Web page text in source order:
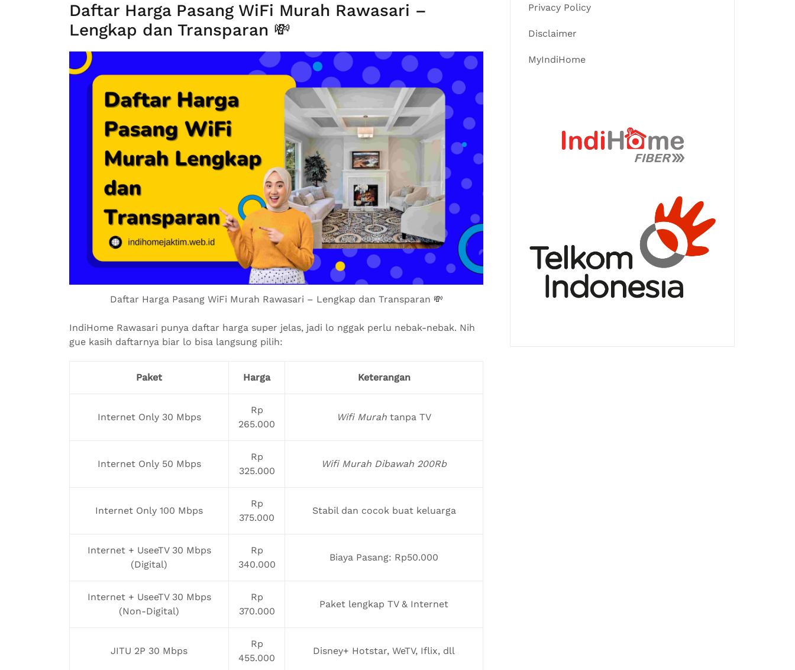
Daftar Harga Pasang WiFi Murah Rawasari –
Lengkap dan Transparan 💸
Daftar Harga Pasang WiFi Murah Rawasari – Lengkap dan Transparan 💸
IndiHome Rawasari punya daftar harga super jelas, jadi lo nggak perlu nebak-nebak. Nih
gue kasih daftarnya biar lo bisa langsung pilih:
Paket Harga Keterangan
Internet Only 30 Mbps
Rp
265.000
Wifi Murah tanpa TV
Internet Only 50 Mbps
Rp
325.000
Wifi Murah Dibawah 200Rb
Internet Only 100 Mbps
Rp
375.000
Stabil dan cocok buat keluarga
Internet + UseeTV 30 Mbps
(Digital)
Rp
340.000
Biaya Pasang: Rp50.000
Internet + UseeTV 30 Mbps
(Non-Digital)
Rp
370.000
Paket lengkap TV & Internet
JITU 2P 30 Mbps
Rp
455.000
Disney+ Hotstar, WeTV, Iflix, dll
Privacy Policy
Disclaimer
MyIndiHome